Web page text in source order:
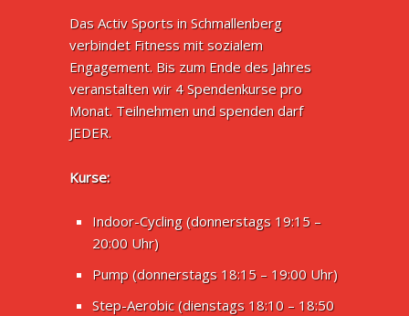
Das Activ Sports in Schmallenberg
verbindet Fitness mit sozialem
Engagement. Bis zum Ende des Jahres
veranstalten wir 4 Spendenkurse pro
Monat. Teilnehmen und spenden darf
JEDER.
Kurse:
Indoor-Cycling (donnerstags 19:15 –
20:00 Uhr)
Pump (donnerstags 18:15 – 19:00 Uhr)
Step-Aerobic (dienstags 18:10 – 18:50